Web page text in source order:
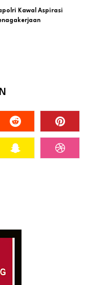
Kawal Aspirasi